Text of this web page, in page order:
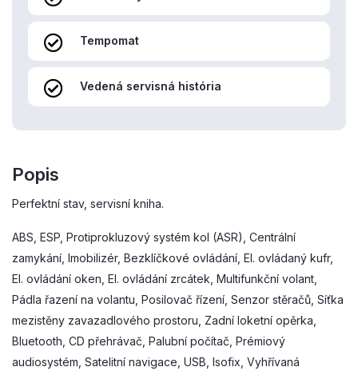
Tempomat
Vedená servisná história
Popis
Perfektní stav, servisní kniha.
ABS, ESP, Protiprokluzový systém kol (ASR), Centrální
zamykání, Imobilizér, Bezklíčkové ovládání, El. ovládaný kufr,
El. ovládání oken, El. ovládání zrcátek, Multifunkční volant,
Pádla řazení na volantu, Posilovač řízení, Senzor stěračů, Síťka
mezistěny zavazadlového prostoru, Zadní loketní opěrka,
Bluetooth, CD přehrávač, Palubní počítač, Prémiový
audiosystém, Satelitní navigace, USB, Isofix, Vyhřívaná